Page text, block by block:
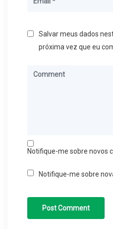
Salvar meus dados
próxima vez que eu
Notifique-me sobre novos
Notifique-me sobre